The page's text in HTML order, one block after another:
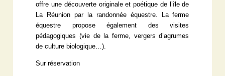
offre une découverte originale et poétique de l’île de
La Réunion par la randonnée équestre. La ferme
équestre propose également des visites
pédagogiques (vie de la ferme, vergers d’agrumes
de culture biologique…).
Sur réservation